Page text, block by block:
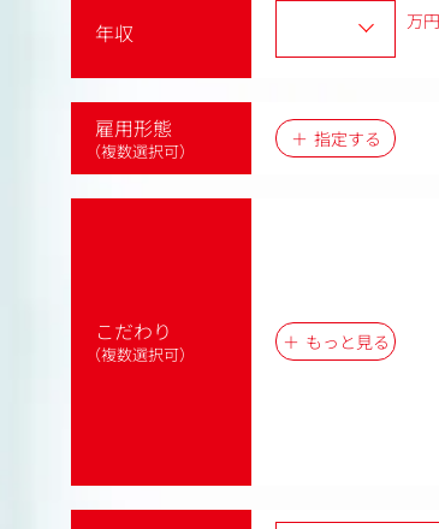
年収 万
雇用形態
（複数選択可）
指定する
こだわり
（複数選択可）
もっと見る